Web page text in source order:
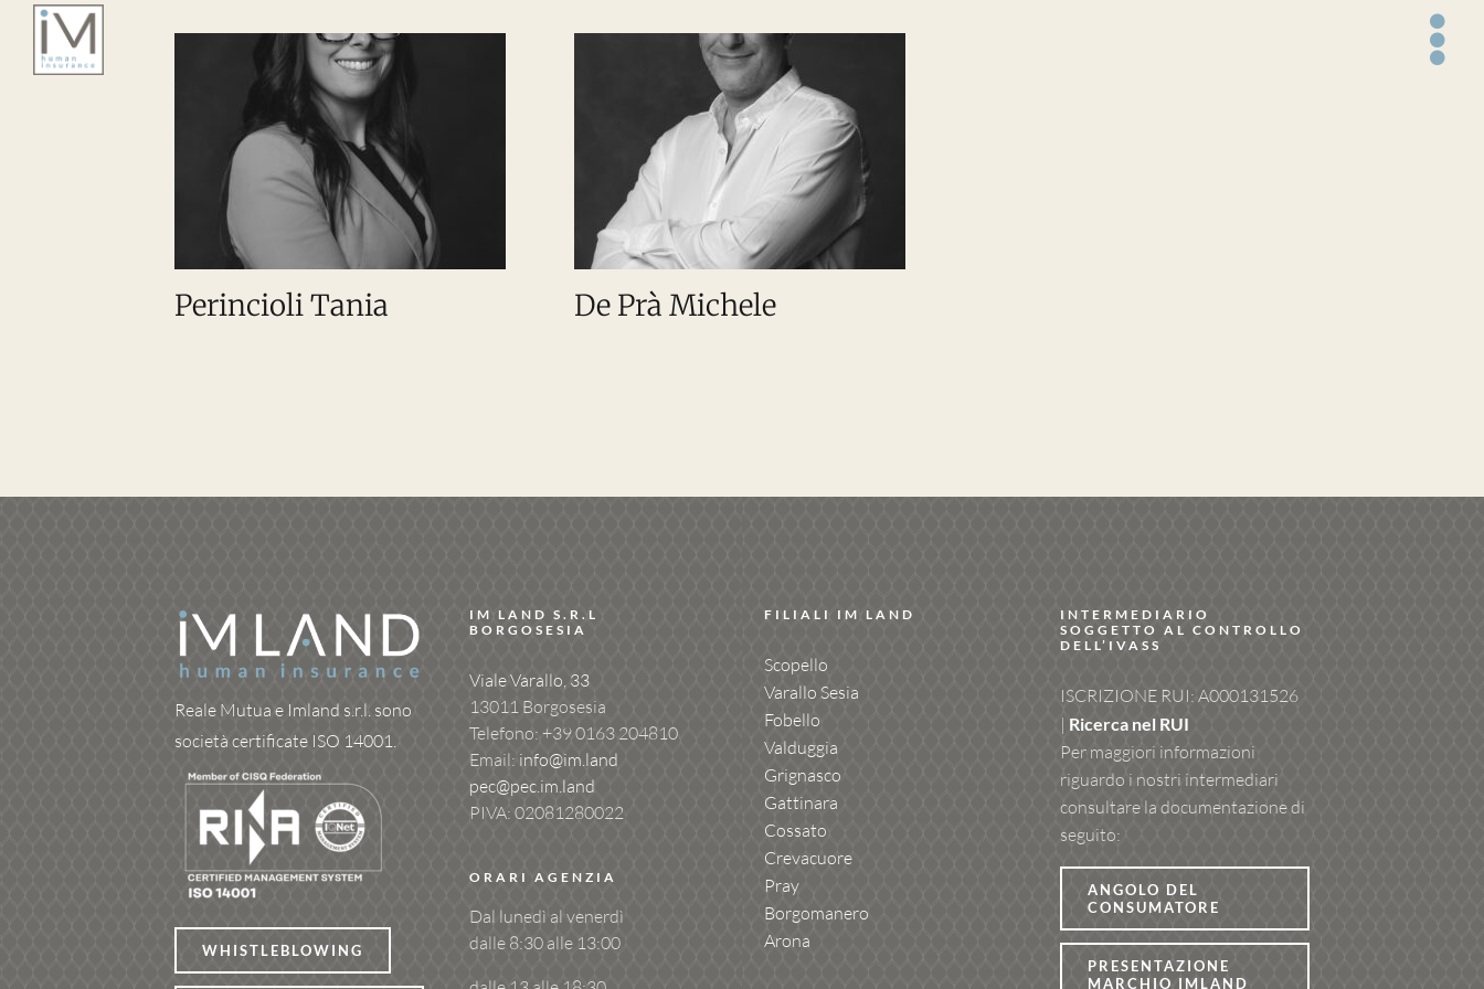
Salta
contenuto
Perincioli Tania De Prà Michele
Reale Mutua e Imland s.r.l. sono
società certificate ISO 14001.
WHISTLEBLOWING
IM LAND S.R.L
BORGOSESIA
Viale Varallo, 33
13011 Borgosesia
Telefono: +390163 204810
Email: info@im.land
pec@pec.im.land
PIVA: 02081280022
ORARI AGENZIA
Dal lunedì al venerdì
dalle 8:30 alle 13:00
FILIALI IM LAND
Scopello
Varallo Sesia
Fobello
Valduggia
Grignasco
Gattinara
Cossato
Crevacuore
Pray
Borgomanero
Arona
INTERMEDIARIO
SOGGETTO AL CONTROLLO
DELL’IVASS
ISCRIZIONE RUI: A000131526
| Ricerca nel RUI
Per maggiori informazioni
riguardo i nostri intermediari
consultare la documentazione di
seguito:
ANGOLO DEL
CONSUMATORE
PRESENTAZIONE
MARCHIO IMLAND